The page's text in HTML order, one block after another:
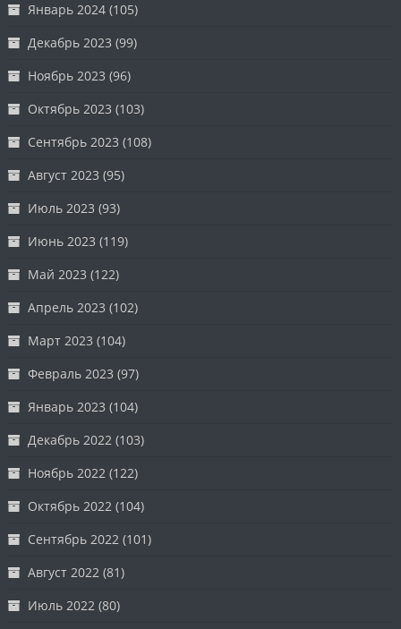
Январь 2024 (105)
Декабрь 2023 (99)
Ноябрь 2023 (96)
Октябрь 2023 (103)
Сентябрь 2023 (108)
Август 2023 (95)
Июль 2023 (93)
Июнь 2023 (119)
Май 2023 (122)
Апрель 2023 (102)
Март 2023 (104)
Февраль 2023 (97)
Январь 2023 (104)
Декабрь 2022 (103)
Ноябрь 2022 (122)
Октябрь 2022 (104)
Сентябрь 2022 (101)
Август 2022 (81)
Июль 2022 (80)